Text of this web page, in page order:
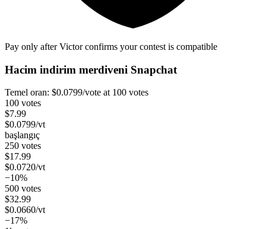
Pay only after Victor confirms your contest is compatible
Hacim indirim merdiveni Snapchat
Temel oran: $0.0799/vote at 100 votes
100 votes
$7.99
$0.0799/vt
başlangıç
250 votes
$17.99
$0.0720/vt
−10%
500 votes
$32.99
$0.0660/vt
−17%